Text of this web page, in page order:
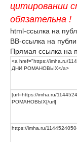
цитировании
обязательна !
html-ссылка на
BB-ссылка на
Прямая ссылка на